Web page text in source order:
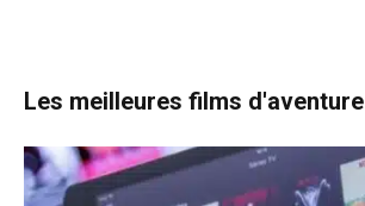
Les meilleures films d'aventure